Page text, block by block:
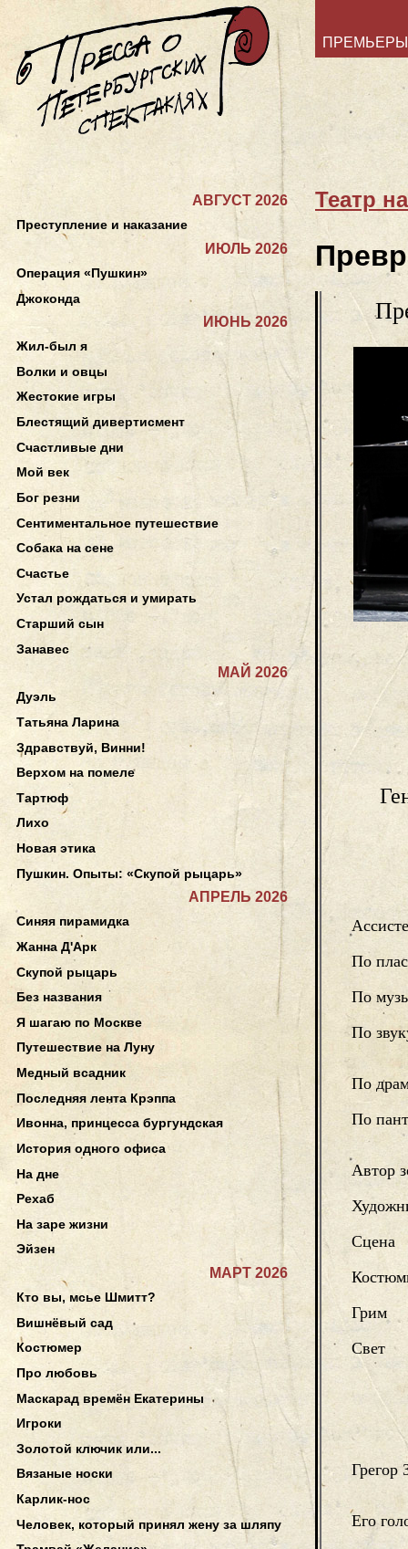
ПРЕМЬЕРЫ
Театр
По
По
По
По
По
Автор
Сцена
Грим
Свет
Грегор
Его
АВГУСТ 2026
Преступление и наказание
ИЮЛЬ 2026
Операция «Пушкин»
Джоконда
ИЮНЬ 2026
Жил-был я
Волки и овцы
Жестокие игры
Блестящий дивертисмент
Счастливые дни
Мой век
Бог резни
Сентиментальное путешествие
Собака на сене
Счастье
Устал рождаться и умирать
Старший сын
Занавес
МАЙ 2026
Дуэль
Татьяна Ларина
Здравствуй, Винни!
Верхом на помеле
Тартюф
Лихо
Новая этика
Пушкин. Опыты: «Скупой рыцарь»
АПРЕЛЬ 2026
Синяя пирамидка
Жанна Д'Арк
Скупой рыцарь
Без названия
Я шагаю по Москве
Путешествие на Луну
Медный всадник
Последняя лента Крэппа
Ивонна, принцесса бургундская
История одного офиса
На дне
Рехаб
На заре жизни
Эйзен
МАРТ 2026
Кто вы, мсье Шмитт?
Вишнёвый сад
Костюмер
Про любовь
Маскарад времён Екатерины
Игроки
Золотой ключик или...
Вязаные носки
Карлик-нос
Человек, который принял жену за шляпу